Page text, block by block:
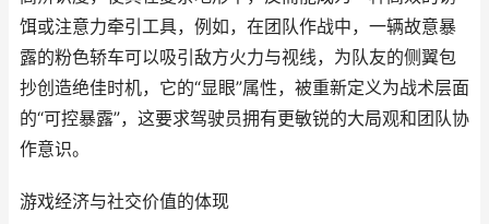
饵或注意力牵引工具，例如，在团队作战中，一辆故意暴
露的粉色轿车可以吸引敌方火力与视线，为队友的侧翼包
抄创造绝佳时机，它的“显眼”属性，被重新定义为战术层面
的“可控暴露”，这要求驾驶员拥有更敏锐的大局观和团队协
作意识。
游戏经济与社交价值的体现